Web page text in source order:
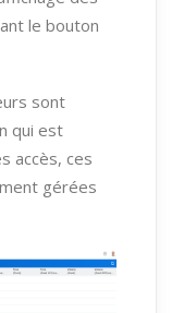
le bouton
sont
qui est
accès, ces
gérées